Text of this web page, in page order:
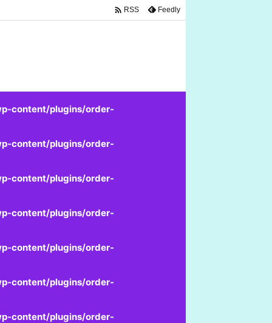
content/plugins/order-
content/plugins/order-
content/plugins/order-
content/plugins/order-
content/plugins/order-
content/plugins/order-
content/plugins/order-
 RSS Feedly